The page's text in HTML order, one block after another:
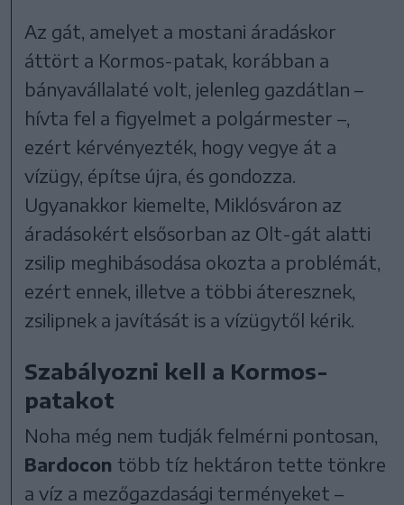
Az gát, amelyet a mostani áradáskor
áttört a Kormos-patak, korábban a
bányavállalaté volt, jelenleg gazdátlan –
hívta fel a figyelmet a polgármester –,
ezért kérvényezték, hogy vegye át a
vízügy, építse újra, és gondozza.
Ugyanakkor kiemelte, Miklósváron az
áradásokért elsősorban az Olt-gát alatti
zsilip meghibásodása okozta a problémát,
ezért ennek, illetve a többi áteresznek,
zsilipnek a javítását is a vízügytől kérik.
Szabályozni kell a Kormos-
patakot
Noha még nem tudják felmérni pontosan,
Bardocon több tíz hektáron tette tönkre
a víz a mezőgazdasági terményeket –